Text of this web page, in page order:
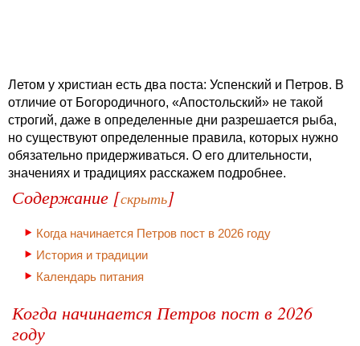
Летом у христиан есть два поста: Успенский и Петров. В
отличие от Богородичного, «Апостольский» не такой
строгий, даже в определенные дни разрешается рыба,
но существуют определенные правила, которых нужно
обязательно придерживаться. О его длительности,
значениях и традициях расскажем подробнее.
Содержание [скрыть]
Когда начинается Петров пост в 2026 году
История и традиции
Календарь питания
Когда начинается Петров пост в 2026
году